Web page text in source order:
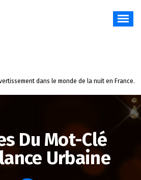
dans le monde de la nuit en France.
Du Mot-Clé
Urbaine